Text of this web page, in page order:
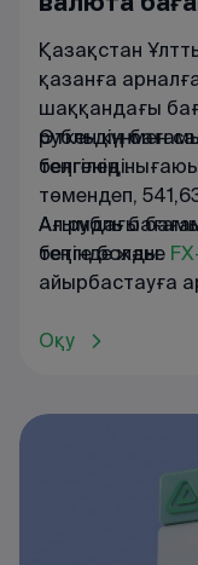
Қазақстан
қазанға
шаққандағы
рубльдің
белгіледі.
Өткен күнмен
теңгенің
төмендеп,
Ал рубль бағамы
теңге болды.
Ағымдағы
бетіндежәне FX
айырбастауға
Оқу